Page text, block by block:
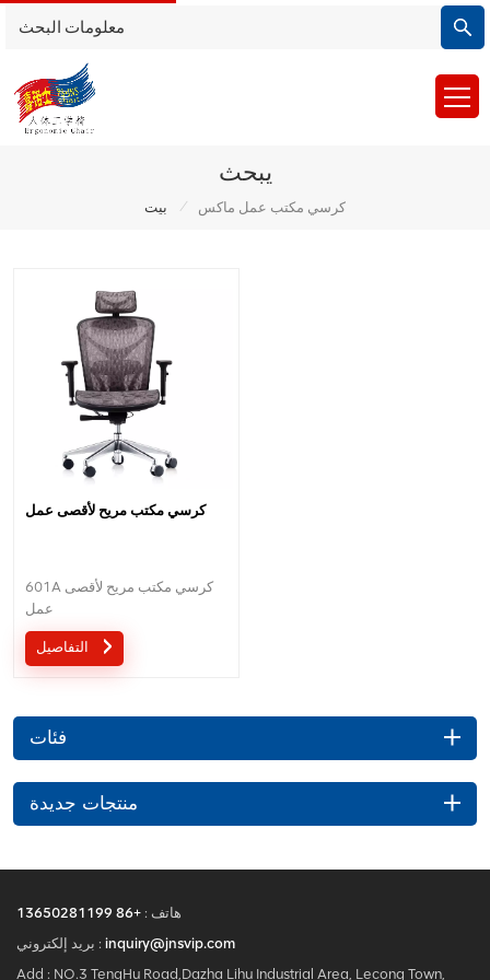
يبحث
بيت / كرسي مكتب عمل ماكس
كرسي مكتب مريح لأقصى عمل
601A كرسي مكتب مريح لأقصى
عمل
فئات
منتجات جديدة
هاتف : +86 13650281199
بريد إلكتروني : inquiry@jnsvip.com
Add : NO.3 TengHu Road,Dazha Lihu Industrial Area, Lecong Town,